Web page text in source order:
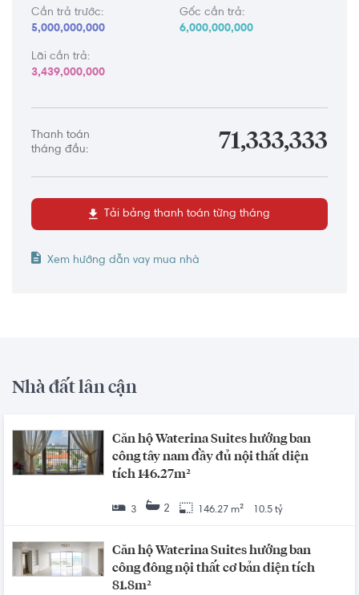
Cần trả trước:
5,000,000,000
Gốc cần trả:
6,000,000,000
Lãi cần trả:
3,439,000,000
Thanh toán
tháng đầu:
71,333,333
Tải bảng thanh toán từng tháng
Xem hướng dẫn vay mua nhà
Nhà đất lân cận
Căn hộ Waterina Suites hướng ban
công tây nam đầy đủ nội thất diện
tích 146.27m²
3 2 146.27 m² 10.5 tỷ
Căn hộ Waterina Suites hướng ban
công đông nội thất cơ bản diện tích
81.8m²